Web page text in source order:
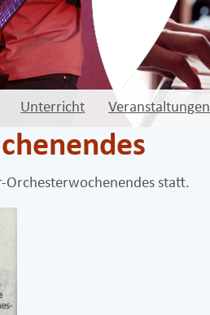
Unterricht Veranstaltungen
Orchesterwochenendes statt.